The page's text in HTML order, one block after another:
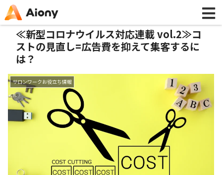
≪新型コロナウイルス対応連載 vol.2≫コ
ストの見直し=広告費を抑えて集客するに
は？
サロンワークお役立ち情報